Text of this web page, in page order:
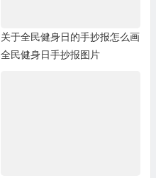
关于全民健身日的手抄报怎么画
全民健身日手抄报图片